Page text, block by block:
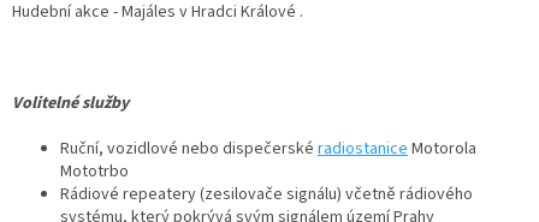
Hudební akce - Majáles v Hradci Králové .
Volitelné služby
Ruční, vozidlové nebo dispečerské radiostanice Motorola
Mototrbo
Rádiové repeatery (zesilovače signálu) včetně rádiového
systému, který pokrývá svým signálem území Prahy